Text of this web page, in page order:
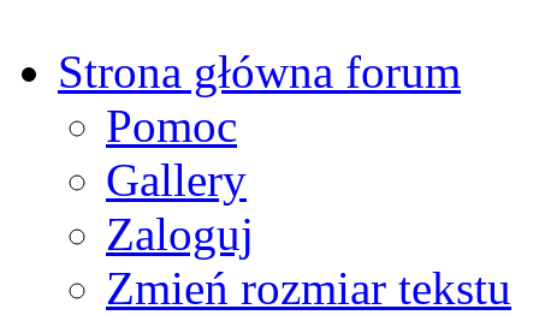
Strona główna forum
Pomoc
Gallery
Zaloguj
Zmień rozmiar tekstu